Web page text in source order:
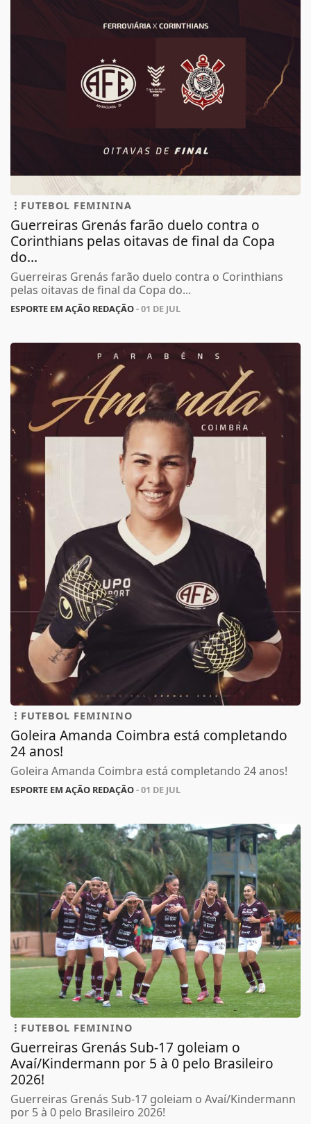
FUTEBOL FEMININA
Guerreiras Grenás farão duelo contra o
Corinthians pelas oitavas de final da Copa
do...
Guerreiras Grenás farão duelo contra o Corinthians
pelas oitavas de final da Copa do...
ESPORTE EM AÇÃO REDAÇÃO- 01 DE JUL
FUTEBOL FEMININO
Goleira Amanda Coimbra está completando
24 anos!
Goleira Amanda Coimbra está completando 24 anos!
ESPORTE EM AÇÃO REDAÇÃO- 01 DE JUL
FUTEBOL FEMININO
Guerreiras Grenás Sub-17 goleiam o
Avaí/Kindermann por 5 à 0 pelo Brasileiro
2026!
Guerreiras Grenás Sub-17 goleiam o Avaí/Kindermann
por 5 à 0 pelo Brasileiro 2026!